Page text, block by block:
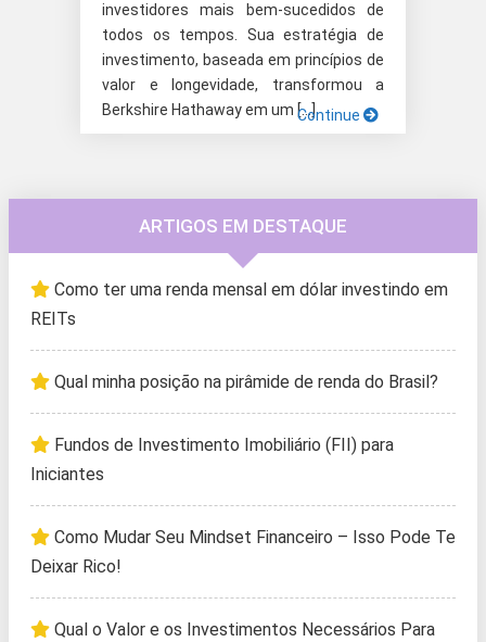
investidores mais bem-sucedidos de
todos os tempos. Sua estratégia de
investimento, baseada em princípios de
valor e longevidade, transformou a
Berkshire Hathaway em um […]Continue
ARTIGOS EM DESTAQUE
Como ter uma renda mensal em dólar investindo em
REITs
Qual minha posição na pirâmide de renda do Brasil?
Fundos de Investimento Imobiliário (FII) para
Iniciantes
Como Mudar Seu Mindset Financeiro – Isso Pode Te
Deixar Rico!
Qual o Valor e os Investimentos Necessários Para